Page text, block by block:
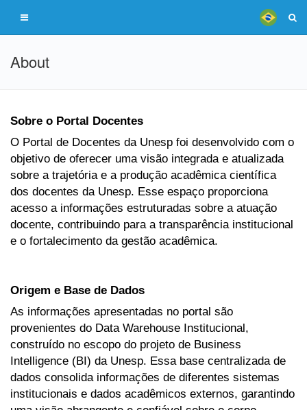
About
Sobre o Portal Docentes
O Portal de Docentes da Unesp foi desenvolvido com o
objetivo de oferecer uma visão integrada e atualizada
sobre a trajetória e a produção acadêmica científica
dos docentes da Unesp. Esse espaço proporciona
acesso a informações estruturadas sobre a atuação
docente, contribuindo para a transparência institucional
e o fortalecimento da gestão acadêmica.
Origem e Base de Dados
As informações apresentadas no portal são
provenientes do Data Warehouse Institucional,
construído no escopo do projeto de Business
Intelligence (BI) da Unesp. Essa base centralizada de
dados consolida informações de diferentes sistemas
institucionais e dados acadêmicos externos, garantindo